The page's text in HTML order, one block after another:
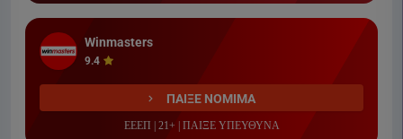
Winmasters
9.4
ΠΑΙΞΕ ΝΟΜΙΜΑ
ΕΕΕΠ | 21+ | ΠΑΙΞΕ ΥΠΕΥΘΥΝΑ